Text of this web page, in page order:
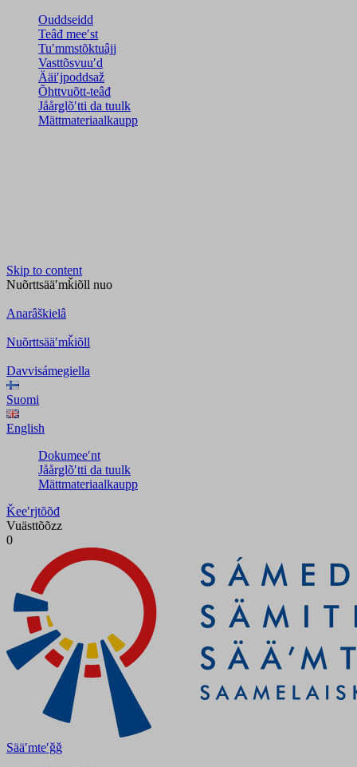
Ouddseidd
Teâđ meeʹst
Tuʹmmstõktuâjj
Vasttõsvuuʹd
Ääiʹjpoddsaž
Õhttvuõtt-teâđ
Jåårǥlõʹtti da tuulk
Mättmateriaalkaupp
Skip to content
Nuõrttsääʹmǩiõll nuo
Anarâškielâ
Nuõrttsääʹmǩiõll
Davvisámegiella
Suomi
English
Dokumeeʹnt
Jåårǥlõʹtti da tuulk
Mättmateriaalkaupp
Ǩeeʹrjtõõđ
Vuästtõõzz
0
Sääʹmteʹǧǧ